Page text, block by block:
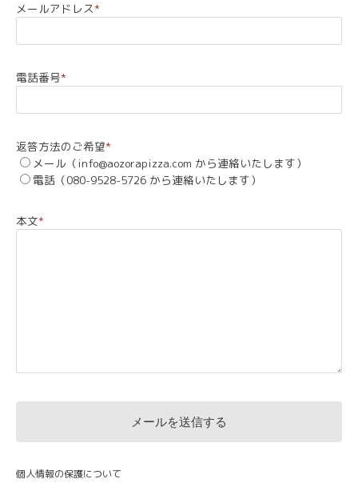
メールアドレス*
電話番号*
返答方法のご希望*
メール（info@aozorapizza.com から連絡いたします）
電話（080-9528-5726 から連絡いたします）
本文*
個人情報の保護について